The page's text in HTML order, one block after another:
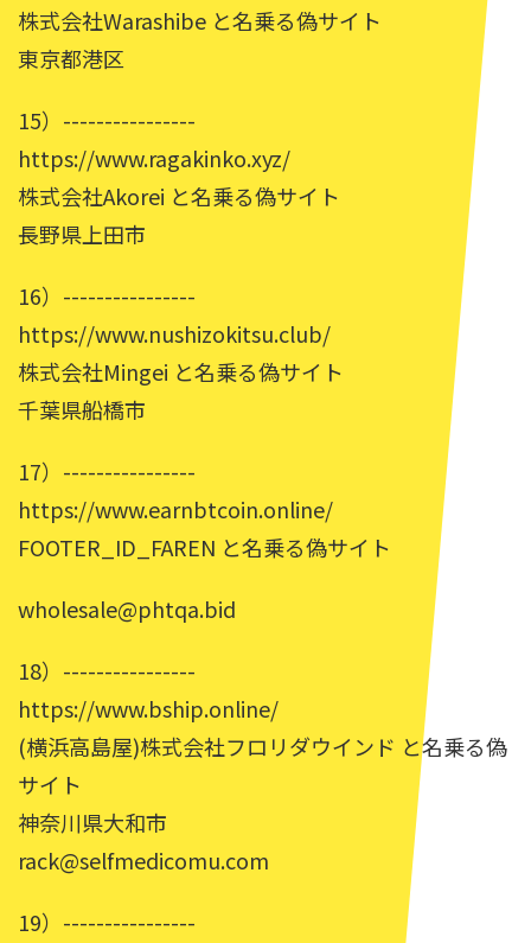
株式会社Warashibe と名乗る偽サイト
東京都港区
15）----------------
https://www.ragakinko.xyz/
株式会社Akorei と名乗る偽サイト
長野県上田市
16）----------------
https://www.nushizokitsu.club/
株式会社Mingei と名乗る偽サイト
千葉県船橋市
17）----------------
https://www.earnbtcoin.online/
FOOTER_ID_FAREN と名乗る偽サイト
wholesale@phtqa.bid
18）----------------
https://www.bship.online/
(横浜高島屋)株式会社フロリダウインド と名乗る偽
サイト
神奈川県大和市
rack@selfmedicomu.com
19）----------------